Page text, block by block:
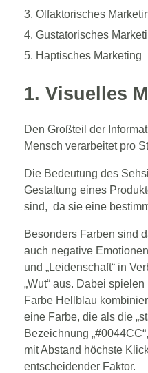
Olfaktorisches
Gustatorisches
Haptisches Marketing
1. Visuelles
Den Großteil der
Mensch verarbeitet pro
Die Bedeutung des
Gestaltung eines
sind, da sie eine
Besonders Farben sind
auch negative
und „Leidenschaft“ in
„Wut“ aus. Dabei
Farbe Hellblau
eine Farbe, die als die
Bezeichnung
mit Abstand höchste
entscheidender Faktor.